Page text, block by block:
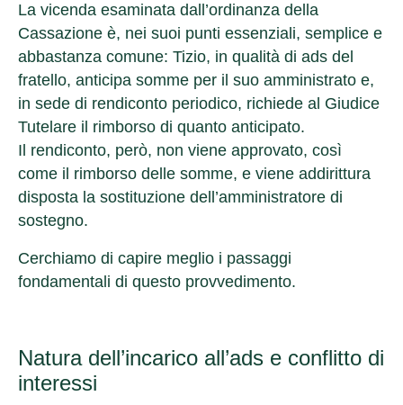
La vicenda esaminata dall’ordinanza della
Cassazione è, nei suoi punti essenziali, semplice e
abbastanza comune: Tizio, in qualità di ads del
fratello, anticipa somme per il suo amministrato e,
in sede di rendiconto periodico, richiede al Giudice
Tutelare il rimborso di quanto anticipato.
Il rendiconto, però, non viene approvato, così
come il rimborso delle somme, e viene addirittura
disposta la sostituzione dell’amministratore di
sostegno.
Cerchiamo di capire meglio i passaggi
fondamentali di questo provvedimento.
Natura dell’incarico all’ads e conflitto di
interessi